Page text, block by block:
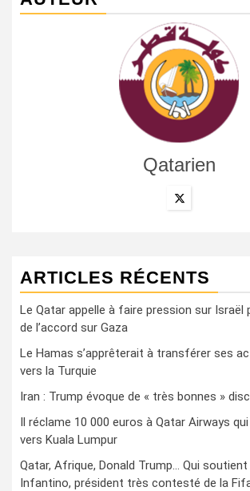
Qatarien
ARTICLES RÉCENTS
Le Qatar appelle à faire pression sur Israël
de l’accord sur Gaza
Le Hamas s’apprêterait à transférer ses
vers la Turquie
Iran : Trump évoque de « très bonnes »
Il réclame 10 000 euros à Qatar Airways
vers Kuala Lumpur
Qatar, Afrique, Donald Trump… Qui soutient
Infantino, président très contesté de la